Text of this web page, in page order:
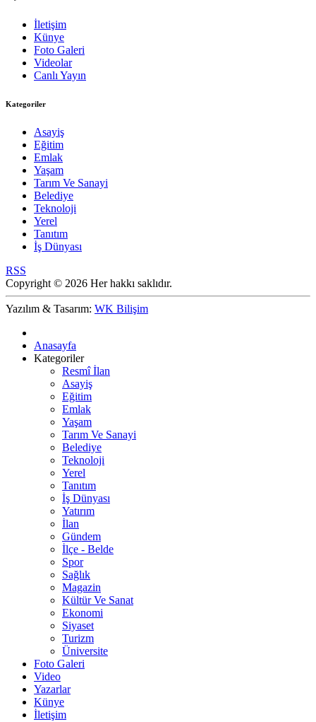
İletişim
Künye
Foto Galeri
Videolar
Canlı Yayın
Kategoriler
Asayiş
Eğitim
Emlak
Yaşam
Tarım Ve Sanayi
Belediye
Teknoloji
Yerel
Tanıtım
İş Dünyası
RSS
Copyright © 2026 Her hakkı saklıdır.
Yazılım & Tasarım: WK Bilişim
Anasayfa
Kategoriler
Resmî İlan
Asayiş
Eğitim
Emlak
Yaşam
Tarım Ve Sanayi
Belediye
Teknoloji
Yerel
Tanıtım
İş Dünyası
Yatırım
İlan
Gündem
İlçe - Belde
Spor
Sağlık
Magazin
Kültür Ve Sanat
Ekonomi
Siyaset
Turizm
Üniversite
Foto Galeri
Video
Yazarlar
Künye
İletişim